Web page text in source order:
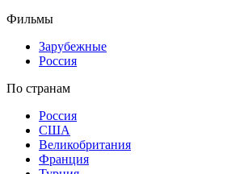
Фильмы
Зарубежные
Россия
По странам
Россия
США
Великобритания
Франция